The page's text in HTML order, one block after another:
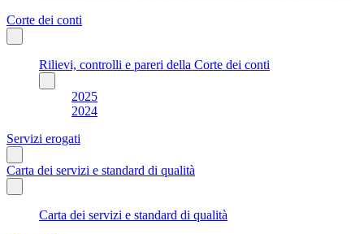
Corte dei conti
Rilievi, controlli e pareri della Corte dei conti
2025
2024
Servizi erogati
Carta dei servizi e standard di qualità
Carta dei servizi e standard di qualità